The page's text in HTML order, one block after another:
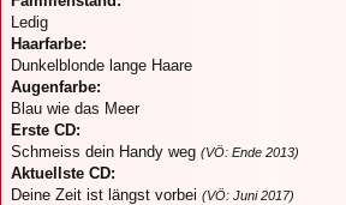
Ledig
Haarfarbe:
Dunkelblonde lange Haare
Augenfarbe:
Blau wie das Meer
Erste CD:
Schmeiss dein Handy weg (VÖ: Ende 2013)
Aktuellste CD:
Deine Zeit ist längst vorbei (VÖ: Juni 2017)